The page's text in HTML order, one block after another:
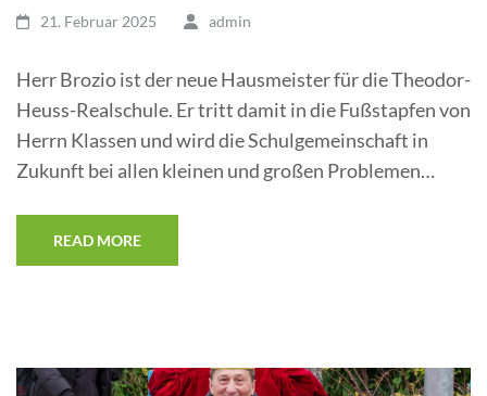
21. Februar 2025 admin
Herr Brozio ist der neue Hausmeister für die Theodor-
Heuss-Realschule. Er tritt damit in die Fußstapfen von
Herrn Klassen und wird die Schulgemeinschaft in
Zukunft bei allen kleinen und großen Problemen…
READ MORE